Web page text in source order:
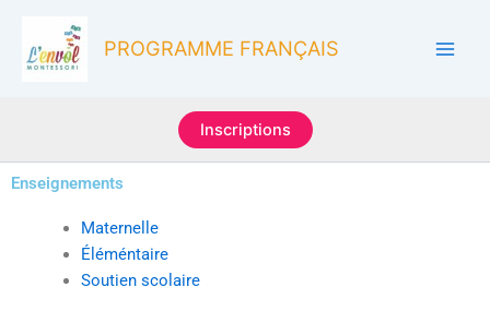
contenu
PROGRAMME FRANÇAIS
Inscriptions
Enseignements
Maternelle
Éléméntaire
Soutien scolaire